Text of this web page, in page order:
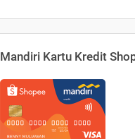
Mandiri Kartu Kredit